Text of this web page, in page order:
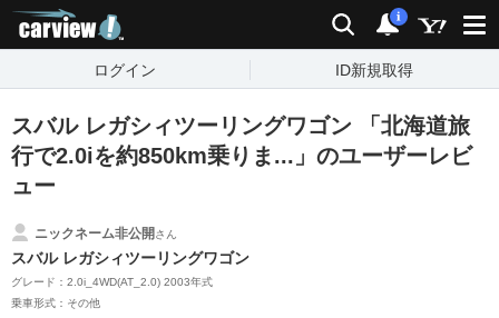
検索 通知
i
ログイン ID新規取得
スバル レガシィツーリングワゴン 「北海道旅
行で2.0iを約850km乗りま...」のユーザーレビ
ュー
ニックネーム非公開さん
スバル レガシィツーリングワゴン
グレード：2.0i_4WD(AT_2.0) 2003年式
乗車形式：その他